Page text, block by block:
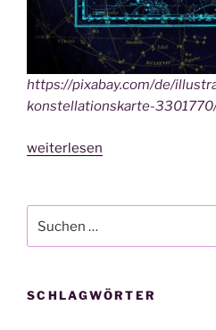
https://pixabay.com/de/
konstellationskarte-
„IGE­
für
den
2019“
weiterlesen
nach:
SCHLAGWÖRTER